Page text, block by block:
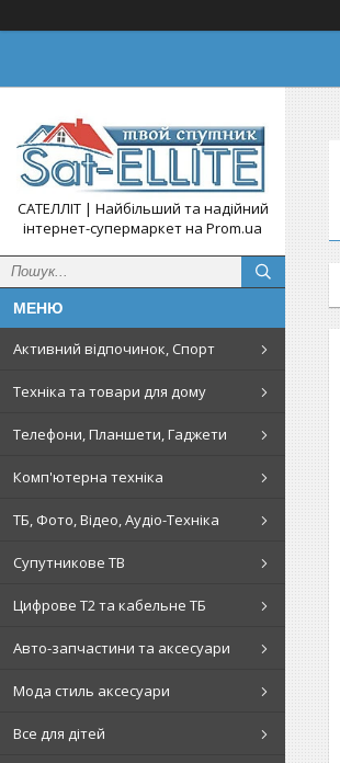
САТЕЛЛІТ | Найбільший та надійний
інтернет-супермаркет на Prom.ua
Активний відпочинок, Спорт
Техніка та товари для дому
Телефони, Планшети, Гаджети
Комп'ютерна техніка
ТБ, Фото, Відео, Аудіо-Техніка
Супутникове ТВ
Цифрове Т2 та кабельне ТБ
Авто-запчастини та аксесуари
Мода стиль аксесуари
Все для дітей